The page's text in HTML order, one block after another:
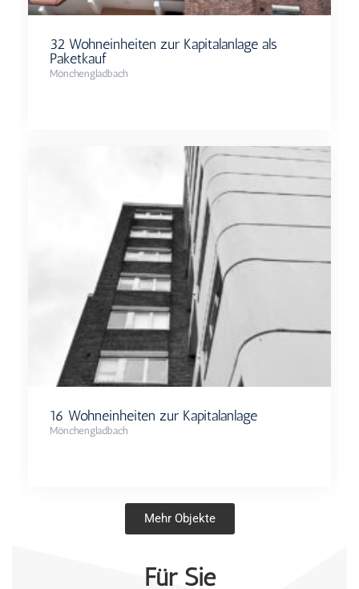
32 Wohneinheiten zur Kapitalanlage als
Paketkauf
Mönchengladbach
16 Wohneinheiten zur Kapitalanlage
Mönchengladbach
Mehr Objekte
Für Sie